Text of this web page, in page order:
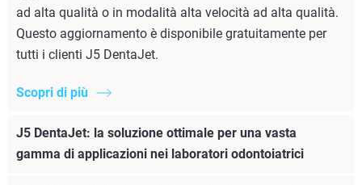
ad alta qualità o in modalità alta velocità ad alta qualità.
Questo aggiornamento è disponibile gratuitamente per
tutti i clienti J5 DentaJet.
Scopri di più
J5 DentaJet: la soluzione ottimale per una vasta
gamma di applicazioni nei laboratori odontoiatrici